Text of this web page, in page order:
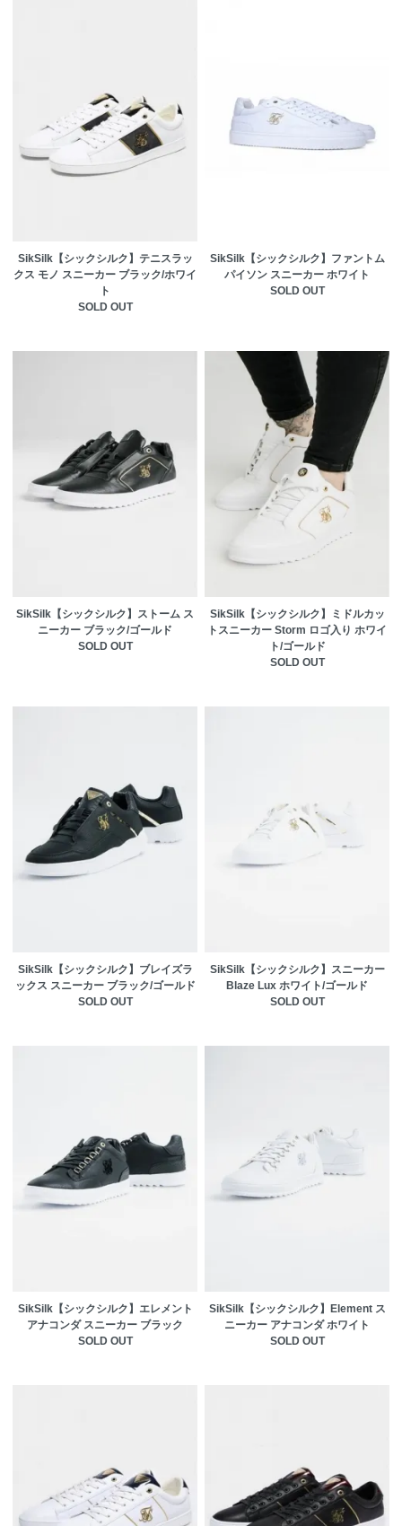
SikSilk【シックシルク】テニスラッ
クス モノ スニーカー ブラック/ホワイ
ト
SOLD OUT
SikSilk【シックシルク】ファントム
パイソン スニーカー ホワイト
SOLD OUT
SikSilk【シックシルク】ストーム ス
ニーカー ブラック/ゴールド
SOLD OUT
SikSilk【シックシルク】ミドルカッ
トスニーカー Storm ロゴ入り ホワイ
ト/ゴールド
SOLD OUT
SikSilk【シックシルク】ブレイズラ
ックス スニーカー ブラック/ゴールド
SOLD OUT
SikSilk【シックシルク】スニーカー
Blaze Lux ホワイト/ゴールド
SOLD OUT
SikSilk【シックシルク】エレメント
アナコンダ スニーカー ブラック
SOLD OUT
SikSilk【シックシルク】Element ス
ニーカー アナコンダ ホワイト
SOLD OUT